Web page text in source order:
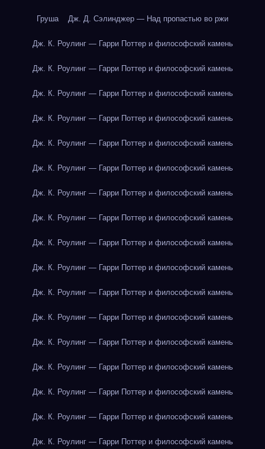
Груша Дж. Д. Сэлинджер — Над пропастью во ржи
Дж. К. Роулинг — Гарри Поттер и философский камень
Дж. К. Роулинг — Гарри Поттер и философский камень
Дж. К. Роулинг — Гарри Поттер и философский камень
Дж. К. Роулинг — Гарри Поттер и философский камень
Дж. К. Роулинг — Гарри Поттер и философский камень
Дж. К. Роулинг — Гарри Поттер и философский камень
Дж. К. Роулинг — Гарри Поттер и философский камень
Дж. К. Роулинг — Гарри Поттер и философский камень
Дж. К. Роулинг — Гарри Поттер и философский камень
Дж. К. Роулинг — Гарри Поттер и философский камень
Дж. К. Роулинг — Гарри Поттер и философский камень
Дж. К. Роулинг — Гарри Поттер и философский камень
Дж. К. Роулинг — Гарри Поттер и философский камень
Дж. К. Роулинг — Гарри Поттер и философский камень
Дж. К. Роулинг — Гарри Поттер и философский камень
Дж. К. Роулинг — Гарри Поттер и философский камень
Дж. К. Роулинг — Гарри Поттер и философский камень